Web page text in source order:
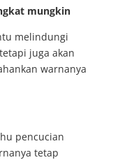
mungkin
melindungi
juga akan
warnanya
pencucian
tetap